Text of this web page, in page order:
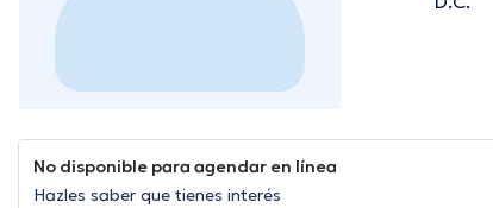
No disponible para agendar en línea
Hazles saber que tienes interés